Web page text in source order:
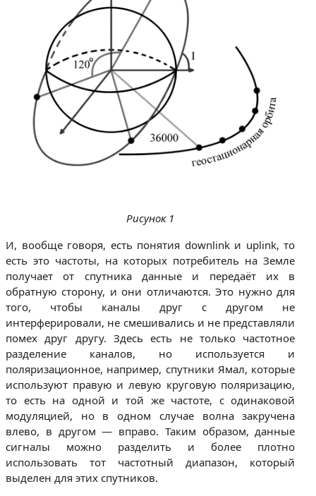
Рисунок 1
И, вообще говоря, есть понятия downlink и uplink, то
есть это частоты, на которых потребитель на Земле
получает от спутника данные и передаёт их в
обратную сторону, и они отличаются. Это нужно для
того, чтобы каналы друг с другом не
интерферировали, не смешивались и не представляли
помех друг другу. Здесь есть не только частотное
разделение каналов, но используется и
поляризационное, например, спутники Ямал, которые
используют правую и левую круговую поляризацию,
то есть на одной и той же частоте, с одинаковой
модуляцией, но в одном случае волна закручена
влево, в другом — вправо. Таким образом, данные
сигналы можно разделить и более плотно
использовать тот частотный диапазон, который
выделен для этих спутников.